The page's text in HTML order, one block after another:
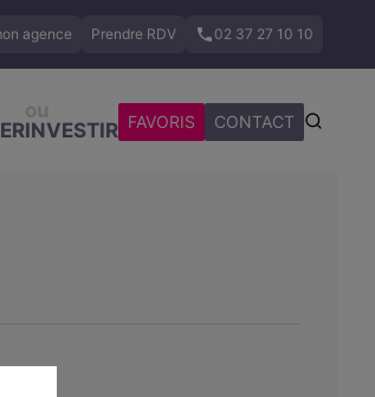
agence Prendre RDV 02 37 27 10 10
INVESTIR FAVORIS CONTACT